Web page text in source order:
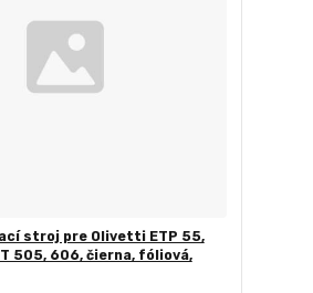
stroj pre Olivetti ETP 55,
505, 606, čierna, fóliová,